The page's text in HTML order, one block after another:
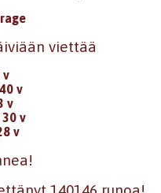
viettää
v
v
v
v
v